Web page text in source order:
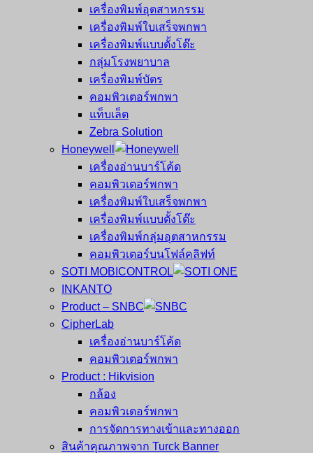
เครื่องพิมพ์อุตสาหกรรม
เครื่องพิมพ์ใบเสร็จพกพา
เครื่องพิมพ์แบบตั้งโต๊ะ
กลุ่มโรงพยาบาล
เครื่องพิมพ์บัตร
คอมพิวเตอร์พกพา
แท็บเล็ต
Zebra Solution
Honeywell
เครื่องอ่านบาร์โค้ด
คอมพิวเตอร์พกพา
เครื่องพิมพ์ใบเสร็จพกพา
เครื่องพิมพ์แบบตั้งโต๊ะ
เครื่องพิมพ์กลุ่มอุตสาหกรรม
คอมพิวเตอร์บนโฟล์คลิฟท์
SOTI MOBICONTROL
INKANTO
Product – SNBC
CipherLab
เครื่องอ่านบาร์โค้ด
คอมพิวเตอร์พกพา
Product : Hikvision
กล้อง
คอมพิวเตอร์พกพา
การจัดการทางเข้าและทางออก
สินค้าคุณภาพจาก Turck Banner